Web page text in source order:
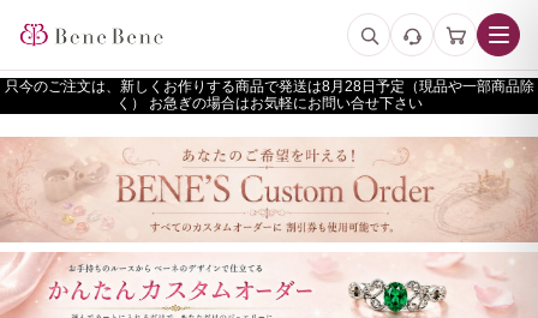
只今のご注文は、新しくお作りする商品で発送は
予定（現品や一部商品除
く） お急ぎの場合はお気軽にお問い合せ下さい